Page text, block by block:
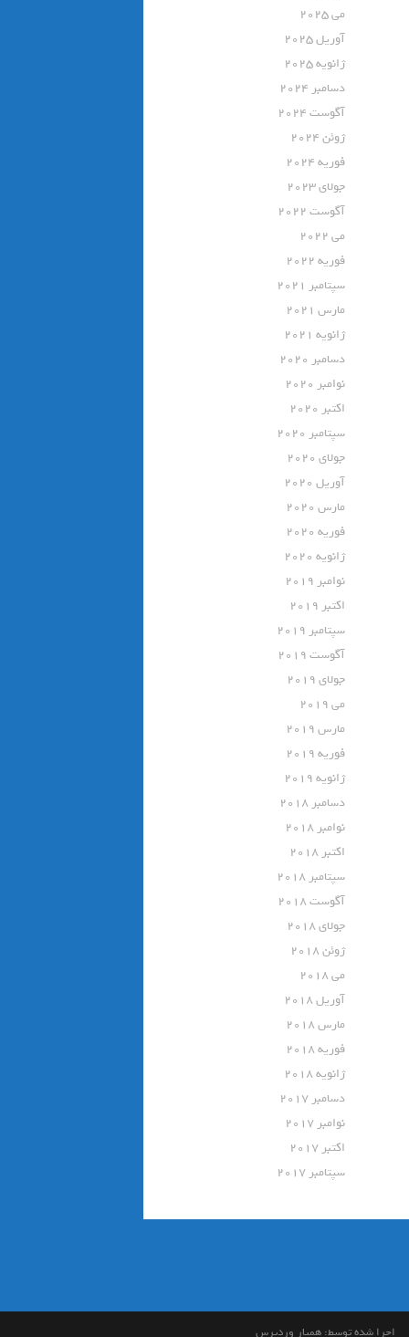
می 2025
آوریل 2025
ژانویه 2025
دسامبر 2024
آگوست 2024
ژوئن 2024
فوریه 2024
جولای 2023
آگوست 2022
می 2022
فوریه 2022
سپتامبر 2021
مارس 2021
ژانویه 2021
دسامبر 2020
نوامبر 2020
اکتبر 2020
سپتامبر 2020
جولای 2020
آوریل 2020
مارس 2020
فوریه 2020
ژانویه 2020
نوامبر 2019
اکتبر 2019
سپتامبر 2019
آگوست 2019
جولای 2019
می 2019
مارس 2019
فوریه 2019
ژانویه 2019
دسامبر 2018
نوامبر 2018
اکتبر 2018
سپتامبر 2018
آگوست 2018
جولای 2018
ژوئن 2018
می 2018
آوریل 2018
مارس 2018
فوریه 2018
ژانویه 2018
دسامبر 2017
نوامبر 2017
اکتبر 2017
سپتامبر 2017
اجرا شده توسط: همیار وردپرس